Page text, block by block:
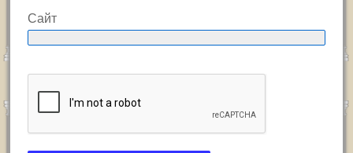
Сайт